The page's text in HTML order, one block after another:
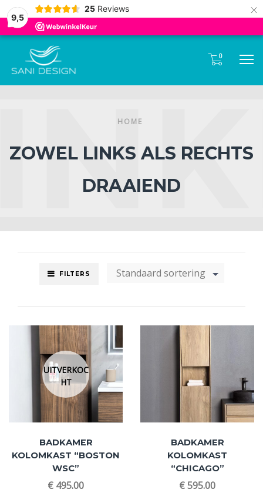
9,5
25 Reviews ×
085- 0600 330
0
HOME
ZOWEL LINKS ALS RECHTS
DRAAIEND
FILTERS Standaard sortering
UITVERKOC
HT
BADKAMER
KOLOMKAST “BOSTON
WSC”
€ 495.00
BADKAMER
KOLOMKAST
“CHICAGO”
€595.00